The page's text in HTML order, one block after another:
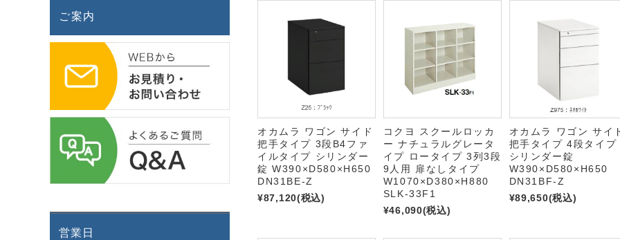
オカムラ ワゴン サイド
把手タイプ 3段B4ファ
イルタイプ シリンダー
錠 W390×D580×H650
DN31BE-Z
¥87,120(税込)
コクヨ スクールロッカ
ー ナチュラルグレータ
イプ ロータイプ 3列3段
9人用 扉なしタイプ
W1070×D380×H880
SLK-33F1
¥46,090(税込)
オカムラ ワゴン サイ
把手タイプ 4段タイプ
シリンダー錠
W390×D580×H650
DN31BF-Z
¥89,650(税込)
ご案内